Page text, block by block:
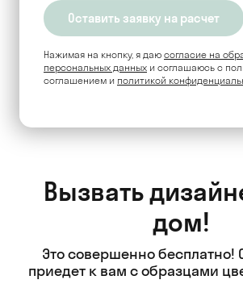
Нажимая на кнопку, я даю согласие на обработку
персональных данных и соглашаюсь c
соглашением и политикой
Вызвать
дом!
Это совершенно бесплатно!
приедет к вам с образцами